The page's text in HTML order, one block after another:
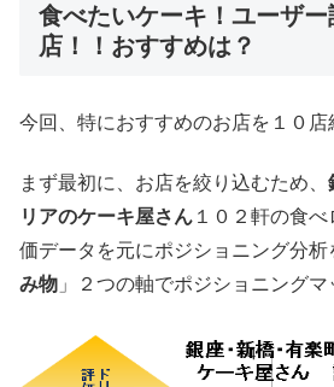
食べたいケーキ！ユーザ
店！！おすすめは？
今回、特におすすめのお店を１０店
まず最初に、お店を絞り込むため、
リアのケーキ屋さん １０２軒の食
価データを元にポジショニング分析
み物 」２つの軸でポジショニングマ